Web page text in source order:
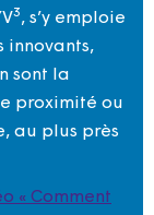
3, s’y emploie
innovants,
sont la
proximité ou
au plus près
« Comment